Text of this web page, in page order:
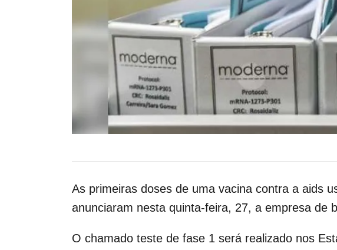
As primeiras doses de uma vacina contra a aids
anunciaram nesta quinta-feira, 27, a empresa de
O chamado teste de fase 1 será realizado nos